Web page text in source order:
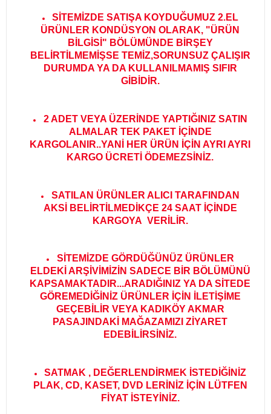
SİTEMİZDE SATIŞA KOYDUĞUMUZ 2.EL
ÜRÜNLER KONDÜSYON OLARAK, "ÜRÜN
BİLGİSİ" BÖLÜMÜNDE BİRŞEY
BELİRTİLMEMİŞSE TEMİZ,SORUNSUZ ÇALIŞIR
DURUMDA YA DA KULLANILMAMIŞ SIFIR
GİBİDİR.
2 ADET VEYA ÜZERİNDE YAPTIĞINIZ SATIN
ALMALAR TEK PAKET İÇİNDE
KARGOLANIR..YANİ HER ÜRÜN İÇİN AYRI AYRI
KARGO ÜCRETİ ÖDEMEZSİNİZ.
SATILAN ÜRÜNLER ALICI TARAFINDAN
AKSİ BELİRTİLMEDİKÇE 24 SAAT İÇİNDE
KARGOYA VERİLİR.
SİTEMİZDE GÖRDÜĞÜNÜZ ÜRÜNLER
ELDEKİ ARŞİVİMİZİN SADECE BİR BÖLÜMÜNÜ
KAPSAMAKTADIR...ARADIĞINIZ YA DA SİTEDE
GÖREMEDİĞİNİZ ÜRÜNLER İÇİN İLETİŞİME
GEÇEBİLİR VEYA KADIKÖY AKMAR
PASAJINDAKİ MAĞAZAMIZI ZİYARET
EDEBİLİRSİNİZ.
SATMAK , DEĞERLENDİRMEK İSTEDİĞİNİZ
PLAK, CD, KASET, DVD LERİNİZ İÇİN LÜTFEN
FİYAT İSTEYİNİZ.